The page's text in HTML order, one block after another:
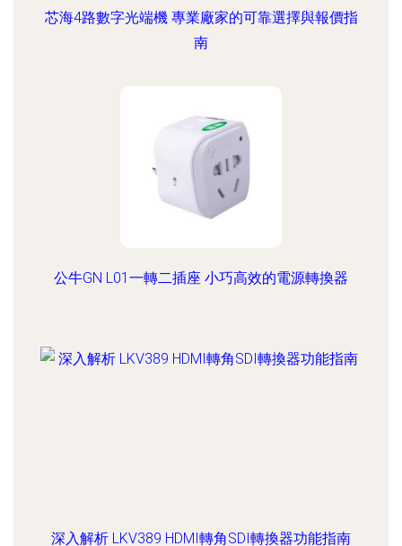
芯海4路數字光端機 專業廠家的可靠選擇與報價指
南
公牛GN L01一轉二插座 小巧高效的電源轉換器
深入解析 LKV389 HDMI轉角SDI轉換器功能指南